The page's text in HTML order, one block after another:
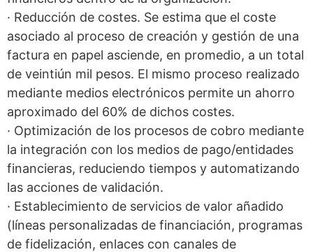
· Reducción de costes. Se estima que el coste
asociado al proceso de creación y gestión de una
factura en papel asciende, en promedio, a un total
de veintiún mil pesos. El mismo proceso realizado
mediante medios electrónicos permite un ahorro
aproximado del 60% de dichos costes.
· Optimización de los procesos de cobro mediante
la integración con los medios de pago/entidades
financieras, reduciendo tiempos y automatizando
las acciones de validación.
· Establecimiento de servicios de valor añadido
(líneas personalizadas de financiación, programas
de fidelización, enlaces con canales de